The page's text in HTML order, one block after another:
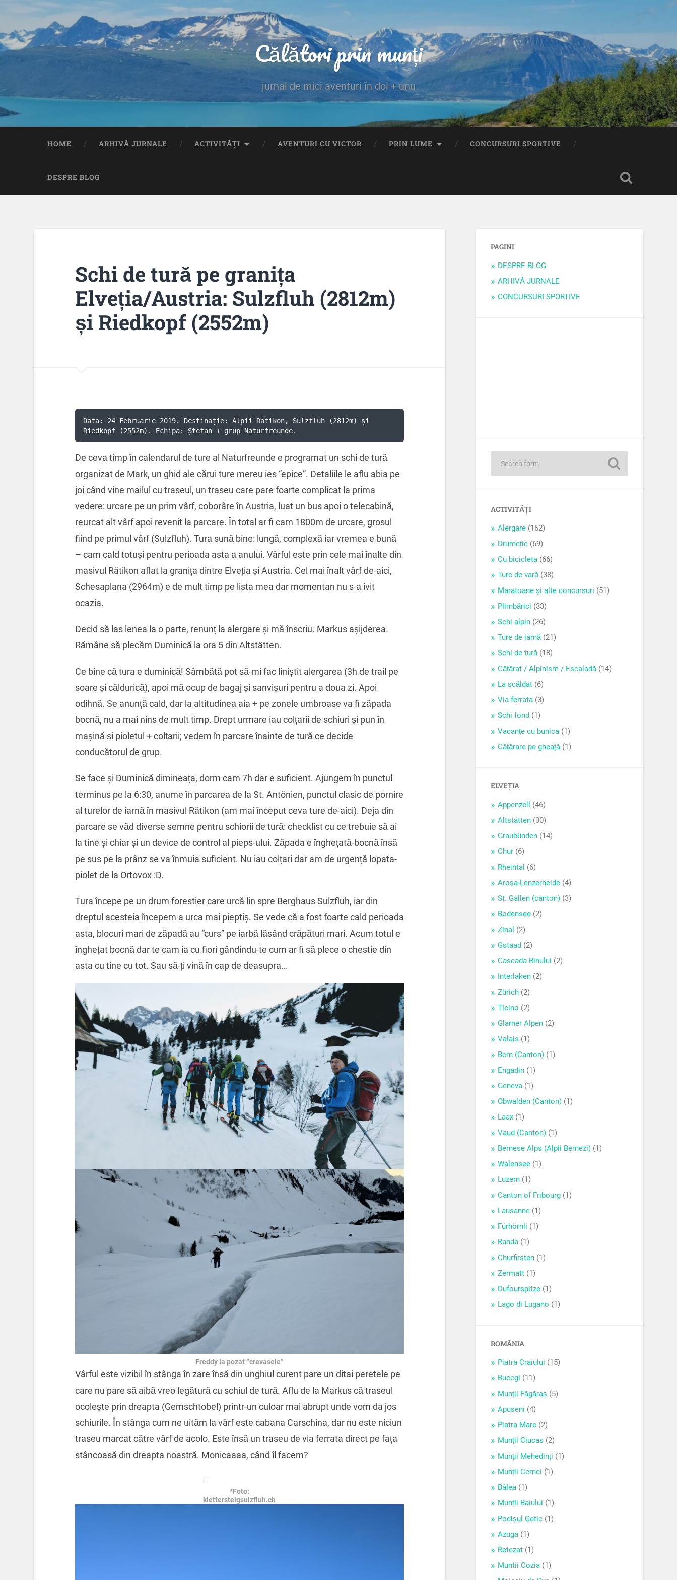
Călători prin munți
jurnal de mici aventuri în doi + unu
HOME ARHIVĂ JURNALE ACTIVITĂȚI AVENTURI CU VICTOR PRIN LUME CONCURSURI SPORTIVE
DESPRE BLOG
Schi de tură pe granița
Elveția/Austria: Sulzfluh (2812m)
și Riedkopf (2552m)
Data: 24 Februarie 2019. Destinație: Alpii Rätikon, Sulzfluh (2812m) și
Riedkopf (2552m). Echipa: Ștefan + grup Naturfreunde.
De ceva timp în calendarul de ture al Naturfreunde e programat un schi de tură
organizat de Mark, un ghid ale cărui ture mereu ies “epice”. Detaliile le aflu abia pe
joi când vine mailul cu traseul, un traseu care pare foarte complicat la prima
vedere: urcare pe un prim vârf, coborâre în Austria, luat un bus apoi o telecabină,
reurcat alt vârf apoi revenit la parcare. În total ar fi cam 1800m de urcare, grosul
fiind pe primul vârf (Sulzfluh). Tura sună bine: lungă, complexă iar vremea e bună
– cam cald totuși pentru perioada asta a anului. Vârful este prin cele mai înalte din
masivul Rätikon aflat la granița dintre Elveția și Austria. Cel mai înalt vârf de-aici,
Schesaplana (2964m) e de mult timp pe lista mea dar momentan nu s-a ivit
ocazia.
Decid să las lenea la o parte, renunț la alergare și mă înscriu. Markus așijderea.
Rămâne să plecăm Duminică la ora 5 din Altstätten.
Ce bine că tura e duminică! Sâmbătă pot să-mi fac liniștit alergarea (3h de trail pe
soare și căldurică), apoi mă ocup de bagaj și sanvișuri pentru a doua zi. Apoi
odihnă. Se anunță cald, dar la altitudinea aia + pe zonele umbroase va fi zăpada
bocnă, nu a mai nins de mult timp. Drept urmare iau colțarii de schiuri și pun în
mașină și pioletul + colțarii; vedem în parcare înainte de tură ce decide
conducătorul de grup.
Se face și Duminică dimineața, dorm cam 7h dar e suficient. Ajungem în punctul
terminus pe la 6:30, anume în parcarea de la St. Antönien, punctul clasic de pornire
al turelor de iarnă în masivul Rätikon (am mai început ceva ture de-aici). Deja din
parcare se văd diverse semne pentru schiorii de tură: checklist cu ce trebuie să ai
la tine și chiar și un device de control al pieps-ului. Zăpada e înghețată-bocnă însă
pe sus pe la prânz se va înmuia suficient. Nu iau colțari dar am de urgență lopata-
piolet de la Ortovox :D.
Tura începe pe un drum forestier care urcă lin spre Berghaus Sulzfluh, iar din
dreptul acesteia începem a urca mai pieptiș. Se vede că a fost foarte cald perioada
asta, blocuri mari de zăpadă au “curs” pe iarbă lăsând crăpături mari. Acum totul e
înghețat bocnă dar te cam ia cu fiori gândindu-te cum ar fi să plece o chestie din
asta cu tine cu tot. Sau să-ți vină în cap de deasupra…
Freddy la pozat “crevasele”
Vârful este vizibil în stânga în zare însă din unghiul curent pare un ditai peretele pe
care nu pare să aibă vreo legătură cu schiul de tură. Aflu de la Markus că traseul
ocolește prin dreapta (Gemschtobel) printr-un culoar mai abrupt unde vom da jos
schiurile. În stânga cum ne uităm la vârf este cabana Carschina, dar nu este niciun
traseu marcat către vârf de acolo. Este însă un traseu de via ferrata direct pe fața
stâncoasă din dreapta noastră. Monicaaaa, când îl facem?
*Foto:
klettersteigsulzfluh.ch
PAGINI
DESPRE BLOG
ARHIVĂ JURNALE
CONCURSURI SPORTIVE
ACTIVITĂȚI
Alergare (162)
Drumeție (69)
Cu bicicleta (66)
Ture de vară(38)
Maratoane și alte concursuri (51)
Plimbărici (33)
Schi alpin (26)
Ture de iarnă(21)
Schi de tură(18)
Cățărat / Alpinism / Escaladă(14)
La scăldat (6)
Via ferrata (3)
Schi fond (1)
Vacanțe cu bunica (1)
Cățărare pe gheață(1)
ELVEȚIA
Appenzell
(46)
Altstätten (30)
Graubünden (14)
Chur (6)
Rheintal (6)
Arosa-Lenzerheide (4)
St. Gallen (canton) (3)
Bodensee (2)
Zinal (2)
Gstaad (2)
Cascada Rinului (2)
Interlaken (2)
Zürich (2)
Ticino (2)
Glarner Alpen (2)
Valais (1)
Bern (Canton) (1)
Engadin (1)
Geneva (1)
Obwalden (Canton) (1)
Laax (1)
Vaud (Canton) (1)
Bernese Alps (Alpii Bernezi) (1)
Walensee (1)
Luzern (1)
Canton of Fribourg (1)
Lausanne (1)
Fürhörnli (1)
Randa (1)
Churfirsten (1)
Zermatt (1)
Dufourspitze (1)
Lago di Lugano (1)
ROMÂNIA
Piatra Craiului (15)
Bucegi (11)
Munții Făgăraș (5)
Apuseni (4)
Piatra Mare (2)
Munții Ciucas (2)
Munții Mehedinți (1)
Munții Cernei (1)
Bâlea (1)
Munții Baiului (1)
Podișul Getic (1)
Azuga (1)
Retezat (1)
Muntii Cozia (1)